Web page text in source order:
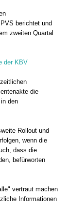
berichtet und
zweiten Quartal
der KBV
die
den
Rollout und
wenn die
dass die
befürworten
vertraut machen
Informationen